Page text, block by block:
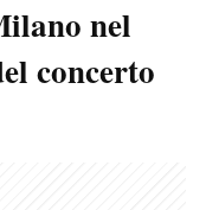
nel
concerto